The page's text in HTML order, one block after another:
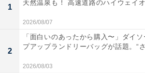
1
天然温泉も！ 高速道路のハイウェイ
2026/08/07
2
「面白いのあったから購入〜」ダイソ
プアップランドリーバッグが話題。“
2026/08/03